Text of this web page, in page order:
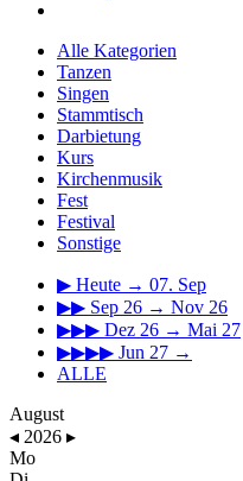
Alle Kategorien
Tanzen
Singen
Stammtisch
Darbietung
Kurs
Kirchenmusik
Fest
Festival
Sonstige
▶ Heute → 07. Sep
▶▶ Sep 26 → Nov 26
▶▶▶ Dez 26 → Mai 27
▶▶▶▶ Jun 27 →
ALLE
August
◂ 2026 ▸
Mo